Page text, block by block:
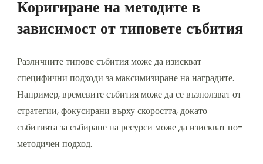
Коригиране на методите в
зависимост от типовете събития
Различните типове събития може да изискват
специфични подходи за максимизиране на наградите.
Например, времевите събития може да се възползват от
стратегии, фокусирани върху скоростта, докато
събитията за събиране на ресурси може да изискват по-
методичен подход.